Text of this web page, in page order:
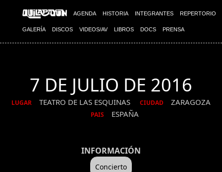
AGENDA HISTORIA INTEGRANTES REPERTORIO
GALERÍA DISCOS VIDEOS/AV LIBROS DOCS PRENSA
7 DE JULIO DE 2016
LUGAR TEATRO DE LAS ESQUINAS CIUDAD ZARAGOZA
PAIS ESPAÑA
INFORMACIÓN
Concierto